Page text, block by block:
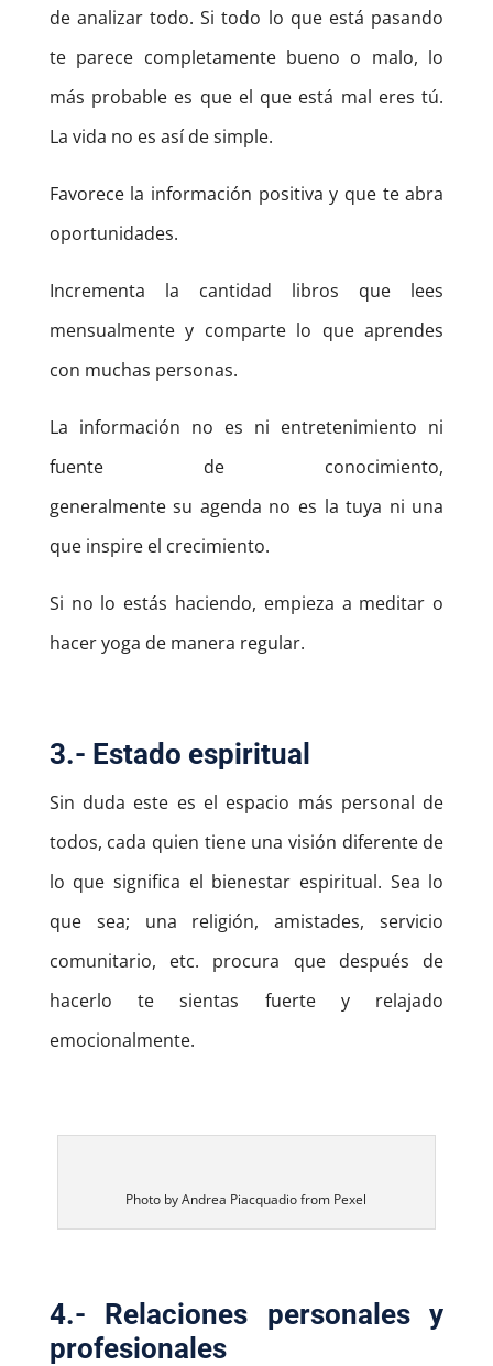
de analizar todo. Si todo lo que está pasando
te parece completamente bueno o malo, lo
más probable es que el que está mal eres tú.
La vida no es así de simple.
Favorece la información positiva y que te abra
oportunidades.
Incrementa la cantidad libros que lees
mensualmente y comparte lo que aprendes
con muchas personas.
La información no es ni entretenimiento ni
fuente de conocimiento,
generalmente su agenda no es la tuya ni una
que inspire el crecimiento.
Si no lo estás haciendo, empieza a meditar o
hacer yoga de manera regular.
3.- Estado espiritual
Sin duda este es el espacio más personal de
todos, cada quien tiene una visión diferente de
lo que significa el bienestar espiritual. Sea lo
que sea; una religión, amistades, servicio
comunitario, etc. procura que después de
hacerlo te sientas fuerte y relajado
emocionalmente.
Photo by Andrea Piacquadio from Pexel
4.- Relaciones personales y
profesionales